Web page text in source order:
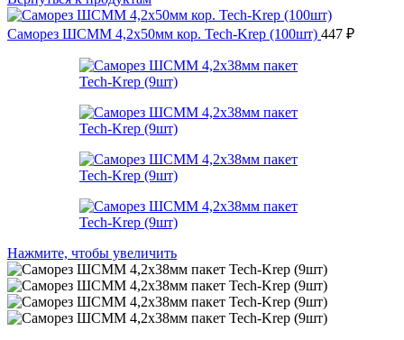
Саморез ШСММ 4,2х50мм кор. Tech-Krep (100шт) 447 ₽
Нажмите, чтобы увеличить